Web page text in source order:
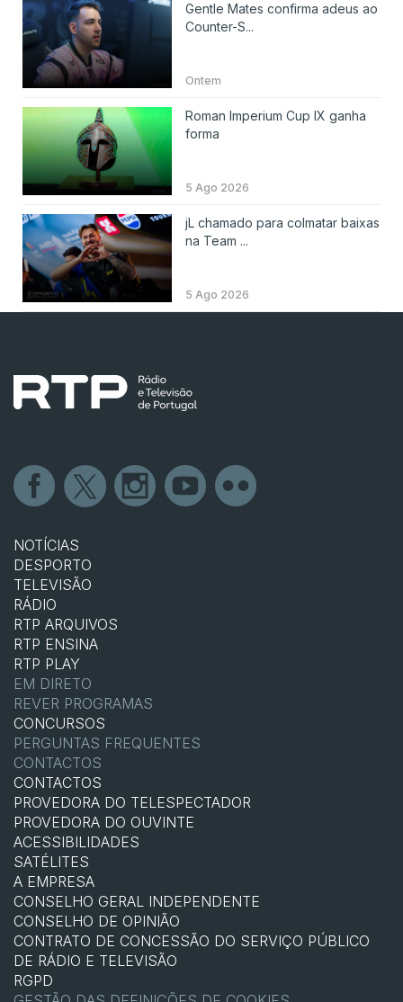
Gentle Mates confirma adeus ao
Counter-S...
Ontem
Roman Imperium Cup IX ganha
forma
5 Ago 2026
jL chamado para colmatar baixas
na Team ...
5 Ago 2026
NOTÍCIAS
DESPORTO
TELEVISÃO
RÁDIO
RTP ARQUIVOS
RTP ENSINA
RTP PLAY
EM DIRETO
REVER PROGRAMAS
CONCURSOS
PERGUNTAS FREQUENTES
CONTACTOS
CONTACTOS
PROVEDORA DO TELESPECTADOR
PROVEDORA DO OUVINTE
ACESSIBILIDADES
SATÉLITES
A EMPRESA
CONSELHO GERAL INDEPENDENTE
CONSELHO DE OPINIÃO
CONTRATO DE CONCESSÃO DO SERVIÇO PÚBLICO
DE RÁDIO E TELEVISÃO
RGPD